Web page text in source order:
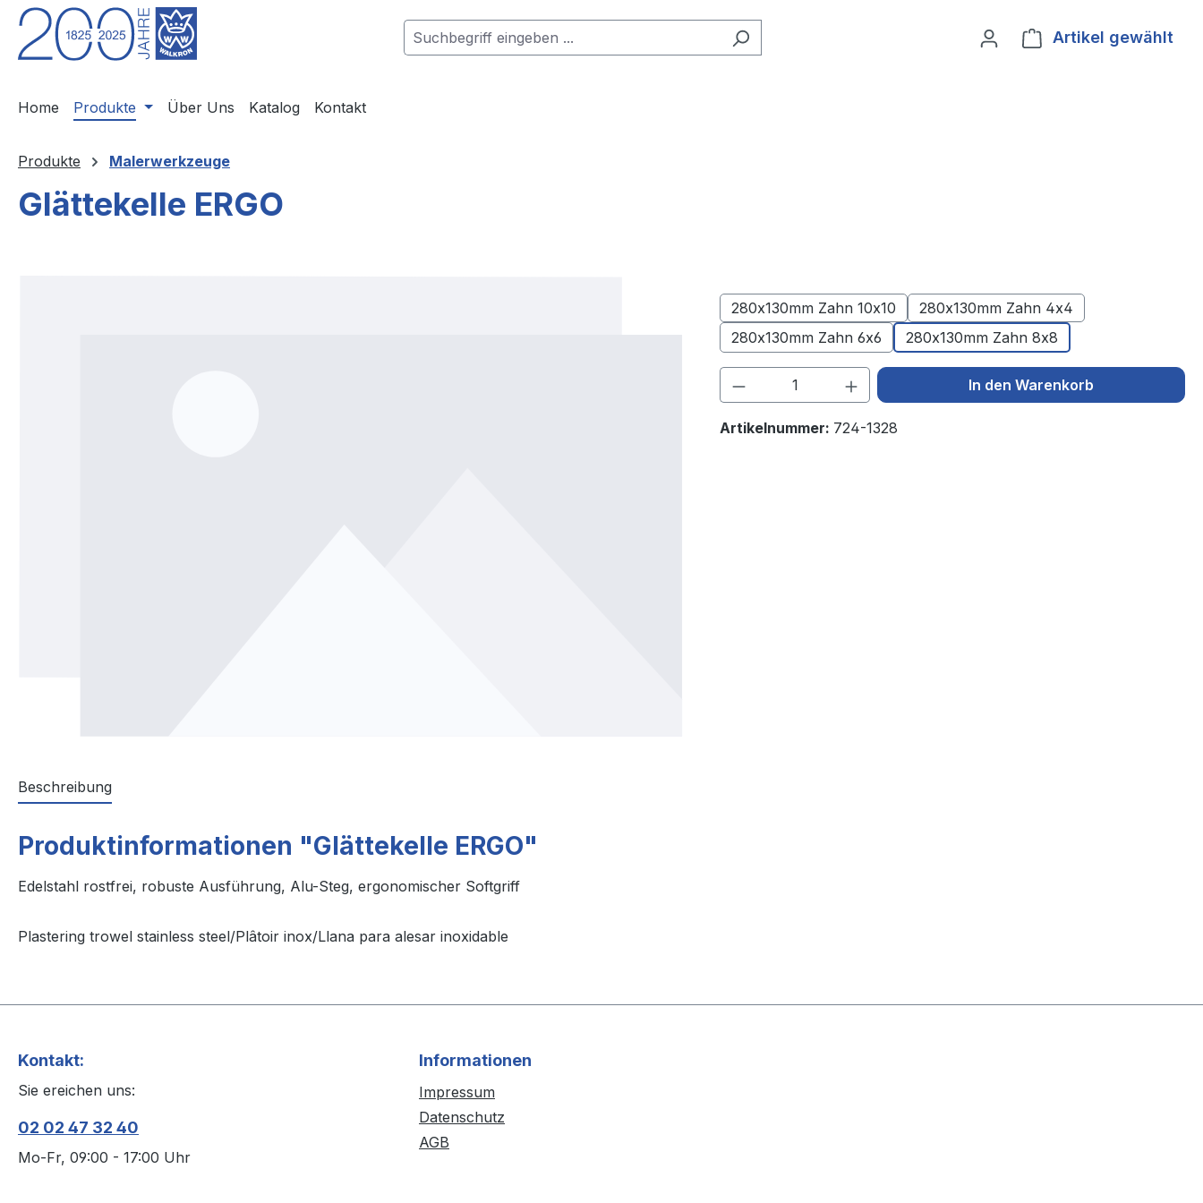
Hauptinhalt springen
Zur Suche springen
Zur Hauptnavigation springen
Artikel gewählt
Home Produkte Über Uns Katalog Kontakt
Produkte Malerwerkzeuge
Glättekelle ERGO
280x130mm Zahn 10x10
280x130mm Zahn 4x4
280x130mm Zahn 6x6
280x130mm Zahn 8x8
Produkt Anzahl: Gib den gewünschten Wert
In den Warenkorb
Artikelnummer: 724-1328
Beschreibung
Produktinformationen "Glättekelle ERGO"
Edelstahl rostfrei, robuste Ausführung, Alu-Steg, ergonomischer Softgriff
Plastering trowel stainless steel/Plâtoir inox/Llana para alesar inoxidable
Kontakt:
Sie ereichen uns:
02 02 47 32 40
Mo-Fr, 09:00 - 17:00 Uhr
Informationen
Impressum
Datenschutz
AGB